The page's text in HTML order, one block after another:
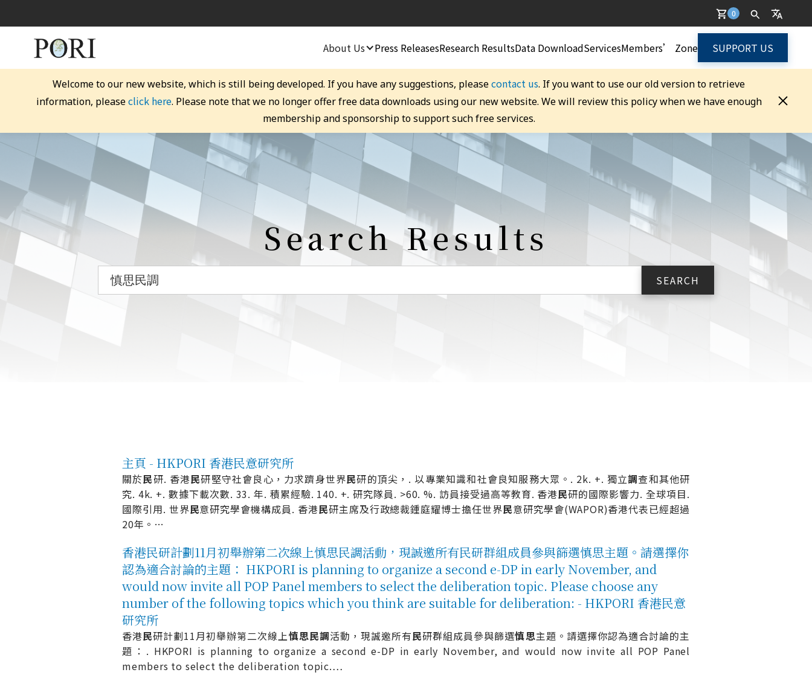
0
About Us Press ReleasesResearch ResultsData DownloadServicesMembers’ Zone SUPPORT US
Welcome to our new website, which is still being developed. If you have any suggestions, pleasecontact us. If you want to use our old version to retrieve
information, pleaseclick here. Please note that we no longer offer free data downloads using our new website. We will review this policy when we have enough
membership and sponsorship to support such free services.
Search Results
主頁 - HKPORI 香港民意研究所
關於民研. 香港民研堅守社會良心，力求躋身世界民研的頂尖，. 以專業知識和社會良知服務大眾。. 2k. +. 獨立調查和其他研
究. 4k. +. 數據下載次數. 33. 年. 積累經驗. 140. +. 研究隊員. >60. %. 訪員接受過高等教育. 香港民研的國際影響力. 全球項目.
國際引用. 世界民意研究學會機構成員. 香港民研主席及行政總裁鍾庭耀博士擔任世界民意研究學會(WAPOR)香港代表已經超過
20年。 …
香港民研計劃11月初舉辦第二次線上慎思民調活動，現誠邀所有民研群組成員參與篩選慎思主題。請選擇你
認為適合討論的主題： HKPORI is planning to organize a second e-DP in early November, and
would now invite all POP Panel members to select the deliberation topic. Please choose any
number of the following topics which you think are suitable for deliberation: - HKPORI 香港民意
研究所
香港民研計劃11月初舉辦第二次線上慎思民調活動，現誠邀所有民研群組成員參與篩選慎思主題。請選擇你認為適合討論的主
題：. HKPORI is planning to organize a second e-DP in early November, and would now invite all POP Panel
members to select the deliberation topic.…